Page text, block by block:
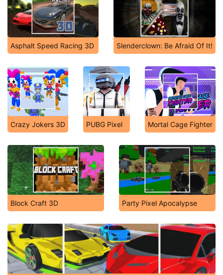
Asphalt Speed Racing 3D Slenderclown: Be Afraid Of It!
Crazy Jokers 3D PUBG Pixel Mortal Cage Fighter
Block Craft 3D Party Pixel Apocalypse